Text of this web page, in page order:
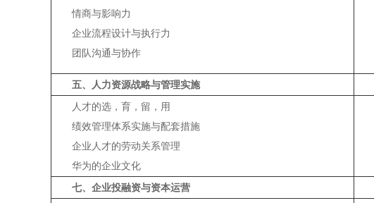
情商与影响力
企业流程设计与执行力
团队沟通与协作
五、人力资源战略与管理实施
人才的选，育，留，用
绩效管理体系实施与配套措施
企业人才的劳动关系管理
华为的企业文化
七、企业投融资与资本运营